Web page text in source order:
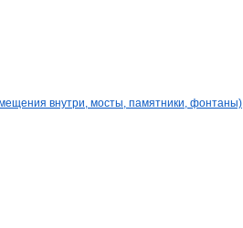
внутри, мосты, памятники, фонтаны)